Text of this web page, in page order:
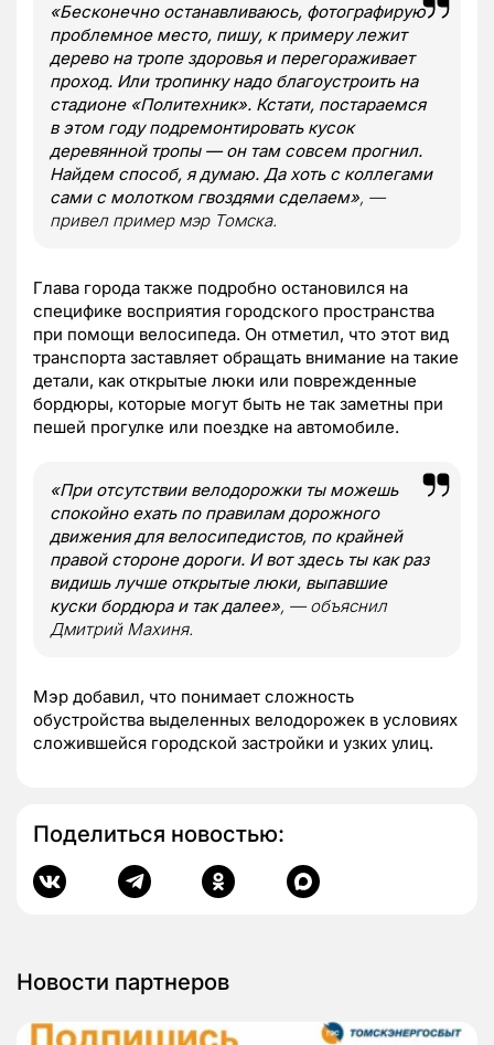
«Бесконечно останавливаюсь, фотографирую
проблемное место, пишу, к примеру лежит
дерево на тропе здоровья и перегораживает
проход. Или тропинку надо благоустроить на
стадионе «Политехник». Кстати, постараемся
в этом году подремонтировать кусок
деревянной тропы — он там совсем прогнил.
Найдем способ, я думаю. Да хоть с коллегами
сами с молотком гвоздями сделаем», —
привел пример мэр Томска.
Глава города также подробно остановился на
специфике восприятия городского пространства
при помощи велосипеда. Он отметил, что этот вид
транспорта заставляет обращать внимание на такие
детали, как открытые люки или поврежденные
бордюры, которые могут быть не так заметны при
пешей прогулке или поездке на автомобиле.
«При отсутствии велодорожки ты можешь
спокойно ехать по правилам дорожного
движения для велосипедистов, по крайней
правой стороне дороги. И вот здесь ты как раз
видишь лучше открытые люки, выпавшие
куски бордюра и так далее», — объяснил
Дмитрий Махиня.
Мэр добавил, что понимает сложность
обустройства выделенных велодорожек в условиях
сложившейся городской застройки и узких улиц.
Поделиться новостью:
Новости партнеров